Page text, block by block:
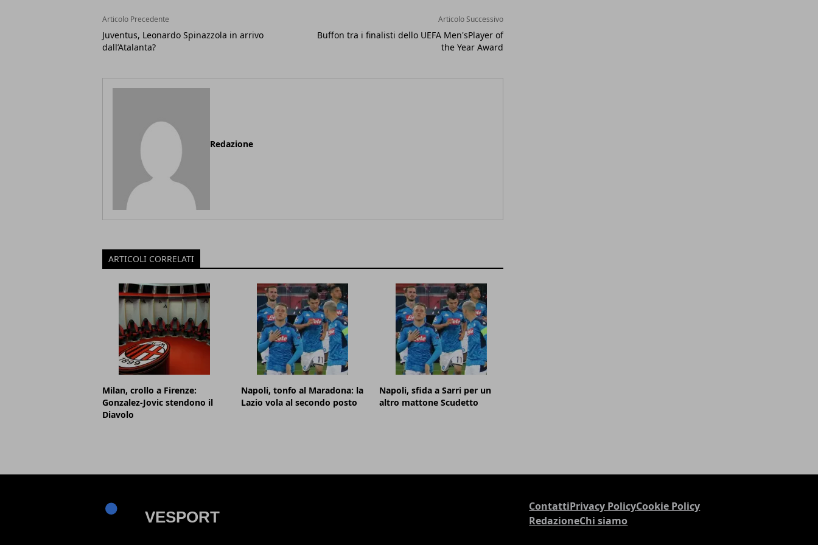
Articolo Precedente
Juventus, Leonardo Spinazzola in arrivo
dall’Atalanta?
Articolo Successivo
Buffon tra i finalisti dello UEFA Men'sPlayer of
the Year Award
Redazione
ARTICOLI CORRELATI
Milan, crollo a Firenze:
Gonzalez-Jovic stendono il
Diavolo
Napoli, tonfo al Maradona: la
Lazio vola al secondo posto
Napoli, sfida a Sarri per un
altro mattone Scudetto
ContattiPrivacy PolicyCookie Policy
RedazioneChi siamo